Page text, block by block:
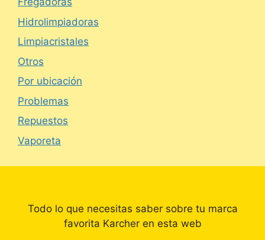
Hidrolimpiadoras
Limpiacristales
Otros
Por ubicación
Problemas
Repuestos
Vaporeta
Todo lo que necesitas saber sobre tu marca
favorita Karcher en esta web